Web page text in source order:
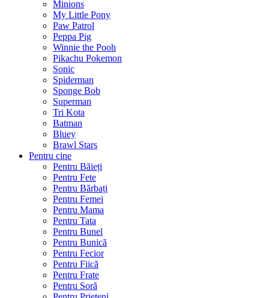
Minions
My Little Pony
Paw Patrol
Peppa Pig
Winnie the Pooh
Pikachu Pokemon
Sonic
Spiderman
Sponge Bob
Superman
Tri Kota
Batman
Bluey
Brawl Stars
Pentru cine
Pentru Băieți
Pentru Fete
Pentru Bărbați
Pentru Femei
Pentru Mama
Pentru Tata
Pentru Bunel
Pentru Bunică
Pentru Fecior
Pentru Fiică
Pentru Frate
Pentru Soră